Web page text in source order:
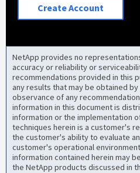
Create Account
NetApp provides no
accuracy or reliability or
recommendations provided in this
any results that may be obtained
observance of any
information in this document is
information or the implementation
techniques herein is a customer's
the customer's ability to evaluate
customer's operational
information contained herein may
the NetApp products discussed in